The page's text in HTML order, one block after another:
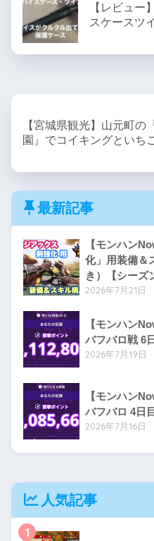
【レビュー
スケースツ
【宮城県観光】山元町の
園』でコイキングといち
最新記事
【モンハン
化」用装備＆
き）【シーズ
2026年7月21日
【モンハン
バフバロ戦 6
2026年7月19日
【モンハン
バフバロ 4日
2026年7月16日
人気記事
1